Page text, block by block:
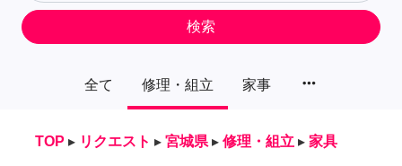
全て 修理・組立 家事 more_horiz
検索
TOP ▸ リクエスト ▸ 宮城県 ▸ 修理・組立 ▸ 家具